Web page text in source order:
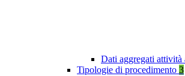
Dati aggregati attività
Tipologie di procedimento 3